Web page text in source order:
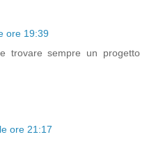
ore 19:39
trovare sempre un progetto
ore 21:17